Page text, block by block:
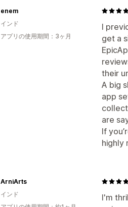
I
get a
their
A big
app
are
If
highly
enem
インド
アプリの使用期間：3ヶ月
I'm
ArniArts
インド